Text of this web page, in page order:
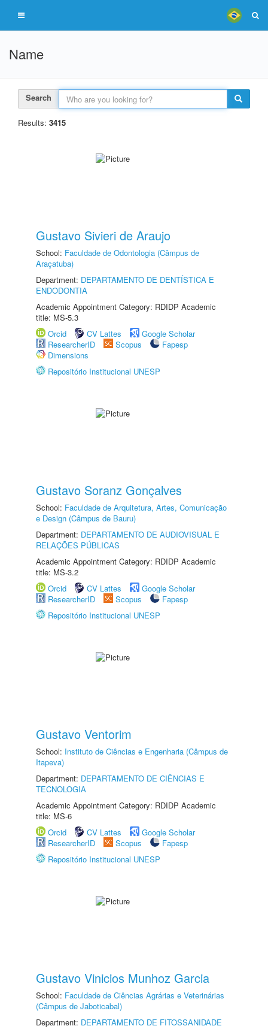
Name
Search
Results: 3415
Gustavo Sivieri de Araujo
School: Faculdade de Odontologia (Câmpus de
Araçatuba)
Department: DEPARTAMENTO DE DENTÍSTICA E
ENDODONTIA
Academic Appointment Category: RDIDP Academic
title: MS-5.3
Orcid
CV Lattes
Google Scholar
ResearcherID
Scopus
Fapesp
Dimensions
Repositório Institucional UNESP
Gustavo Soranz Gonçalves
School: Faculdade de Arquitetura, Artes, Comunicação
e Design (Câmpus de Bauru)
Department: DEPARTAMENTO DE AUDIOVISUAL E
RELAÇÕES PÚBLICAS
Academic Appointment Category: RDIDP Academic
title: MS-3.2
Orcid
CV Lattes
Google Scholar
ResearcherID
Scopus
Fapesp
Repositório Institucional UNESP
Gustavo Ventorim
School: Instituto de Ciências e Engenharia (Câmpus de
Itapeva)
Department: DEPARTAMENTO DE CIÊNCIAS E
TECNOLOGIA
Academic Appointment Category: RDIDP Academic
title: MS-6
Orcid
CV Lattes
Google Scholar
ResearcherID
Scopus
Fapesp
Repositório Institucional UNESP
Gustavo Vinicios Munhoz Garcia
School: Faculdade de Ciências Agrárias e Veterinárias
(Câmpus de Jaboticabal)
Department: DEPARTAMENTO DE FITOSSANIDADE